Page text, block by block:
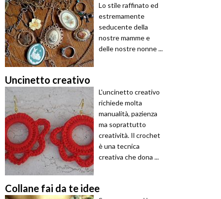
Lo stile raffinato ed
estremamente
seducente della
nostre mamme e
delle nostre nonne ...
Uncinetto creativo
L'uncinetto creativo
richiede molta
manualità, pazienza
ma soprattutto
creatività. Il crochet
è una tecnica
creativa che dona ...
Collane fai da te idee